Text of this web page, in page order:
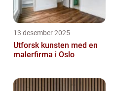
13 desember 2025
Utforsk kunsten med en
malerfirma i Oslo